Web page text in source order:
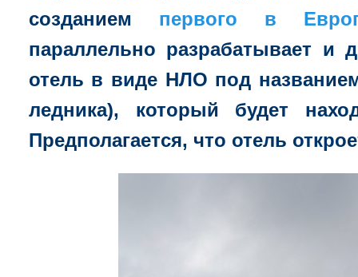
созданием первого в
параллельно разрабатывает и
отель в виде НЛО под
ледника), который будет
Предполагается, что отель